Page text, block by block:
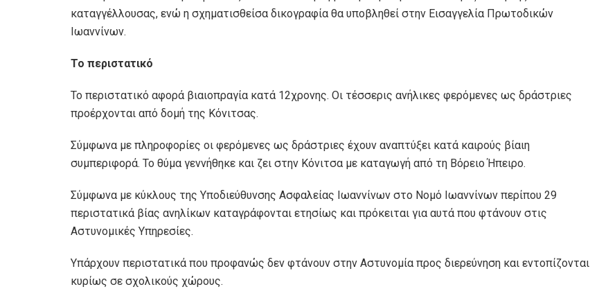
καταγγέλλουσας, ενώ η σχηματισθείσα δικογραφία θα υποβληθεί στην Εισαγγελία Πρωτοδικών
Ιωαννίνων.
Το περιστατικό
Το περιστατικό αφορά βιαιοπραγία κατά 12χρονης. Οι τέσσερις ανήλικες φερόμενες ως δράστριες
προέρχονται από δομή της Κόνιτσας.
Σύμφωνα με πληροφορίες οι φερόμενες ως δράστριες έχουν αναπτύξει κατά καιρούς βίαιη
συμπεριφορά. Το θύμα γεννήθηκε και ζει στην Κόνιτσα με καταγωγή από τη Βόρειο Ήπειρο.
Σύμφωνα με κύκλους της Υποδιεύθυνσης Ασφαλείας Ιωαννίνων στο Νομό Ιωαννίνων περίπου 29
περιστατικά βίας ανηλίκων καταγράφονται ετησίως και πρόκειται για αυτά που φτάνουν στις
Αστυνομικές Υπηρεσίες.
Υπάρχουν περιστατικά που προφανώς δεν φτάνουν στην Αστυνομία προς διερεύνηση και εντοπίζονται
κυρίως σε σχολικούς χώρους.